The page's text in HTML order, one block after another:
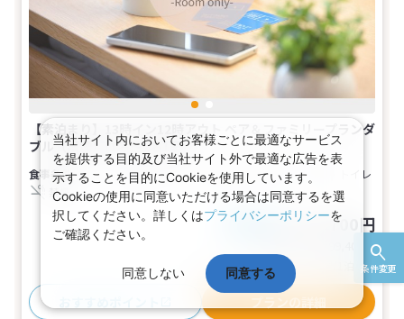
条件変更
【素泊まり】13時イン12時アウト ペア＆ファミリープランダ
ブル（禁煙）(1名～2名1室)
食事なし 1～2名 ダブル バス
トイレ
禁煙
おとな1名 税込 49,700円
円
(おとな2名 こども0名・1部屋/1泊2日)
当社サイト内においてお客様ごとに最適なサービス
を提供する目的及び当社サイト外で最適な広告を表
示することを目的にCookieを使用しています。
Cookieの使用に同意いただける場合は同意するを選
択してください。詳しくはプライバシーポリシーを
ご確認ください。
同意しない 同意する